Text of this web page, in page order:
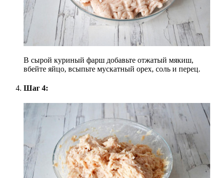
В сырой куриный фарш добавьте отжатый мякиш,
вбейте яйцо, всыпьте мускатный орех, соль и перец.
Шаг 4: